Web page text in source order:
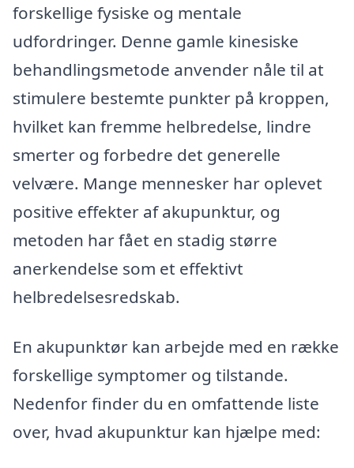
forskellige fysiske og mentale
udfordringer. Denne gamle kinesiske
behandlingsmetode anvender nåle til at
stimulere bestemte punkter på kroppen,
hvilket kan fremme helbredelse, lindre
smerter og forbedre det generelle
velvære. Mange mennesker har oplevet
positive effekter af akupunktur, og
metoden har fået en stadig større
anerkendelse som et effektivt
helbredelsesredskab.
En akupunktør kan arbejde med en række
forskellige symptomer og tilstande.
Nedenfor finder du en omfattende liste
over, hvad akupunktur kan hjælpe med: